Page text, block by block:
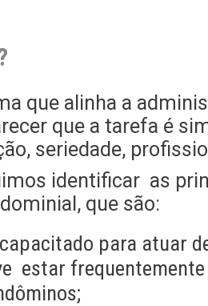
que alinha a
que a tarefa é
seriedade,
identificar as
que são:
para atuar
estar